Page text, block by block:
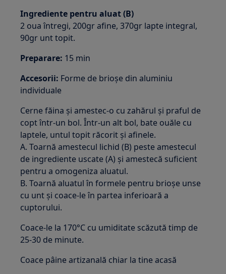
Ingrediente pentru aluat (B)
2 oua întregi, 200gr afine, 370gr lapte integral,
90gr unt topit.
Preparare: 15 min
Accesorii: Forme de brioșe din aluminiu
individuale
Cerne făina și amestec-o cu zahărul și praful de
copt într-un bol. Într-un alt bol, bate ouăle cu
laptele, untul topit răcorit și afinele.
A. Toarnă amestecul lichid (B) peste amestecul
de ingrediente uscate (A) și amestecă suficient
pentru a omogeniza aluatul.
B. Toarnă aluatul în formele pentru brioșe unse
cu unt și coace-le în partea inferioară a
cuptorului.
Coace-le la 170°C cu umiditate scăzută timp de
25-30 de minute.
Coace pâine artizanală chiar la tine acasă